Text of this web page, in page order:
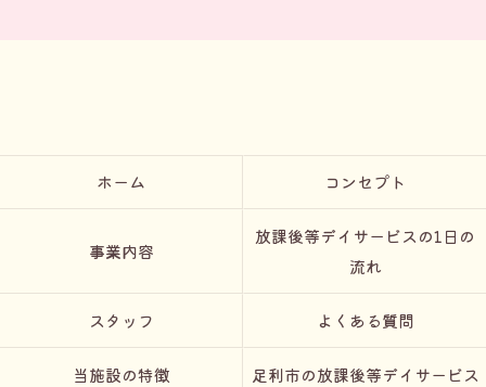
ホーム コンセプト
事業内容
放課後等デイサービスの1日の
流れ
スタッフ よくある質問
当施設の特徴 足利市の放課後等デイサービス